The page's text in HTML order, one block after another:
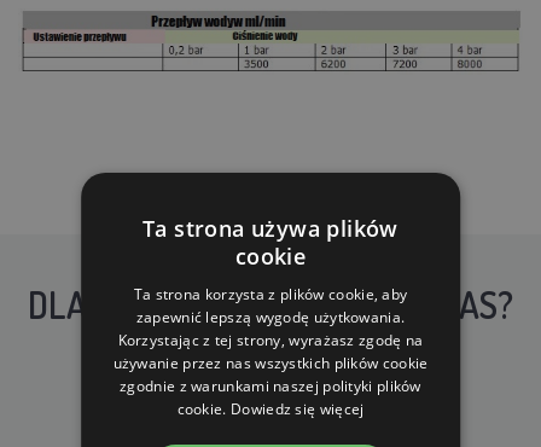
DLACZEGO WARTO KUPIĆ U NAS?
Ta strona używa plików
cookie
Ta strona korzysta z plików cookie, aby
zapewnić lepszą wygodę użytkowania.
Korzystając z tej strony, wyrażasz zgodę na
używanie przez nas wszystkich plików cookie
zgodnie z warunkami naszej polityki plików
cookie. Dowiedz się więcej